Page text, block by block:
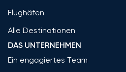
Flughäfen
Alle Destinationen
DAS UNTERNEHMEN
Ein engagiertes Team